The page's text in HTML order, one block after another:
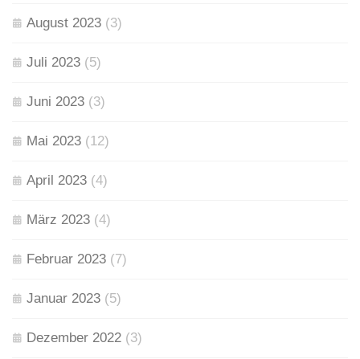
August 2023 (3)
Juli 2023 (5)
Juni 2023 (3)
Mai 2023 (12)
April 2023 (4)
März 2023 (4)
Februar 2023 (7)
Januar 2023 (5)
Dezember 2022 (3)